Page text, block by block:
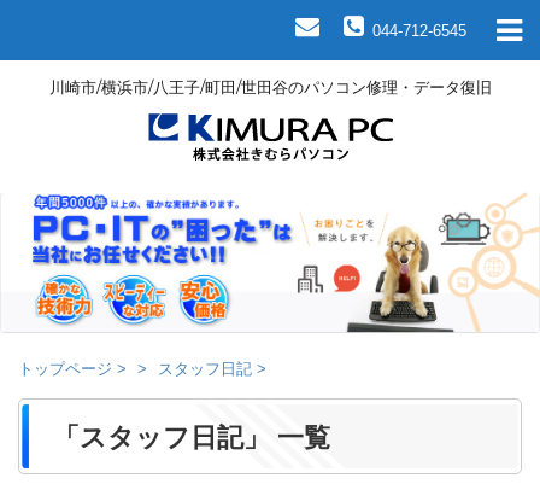
044-712-6545
川崎市/横浜市/八王子/町田/世田谷のパソコン修理・データ復旧
トップページ > スタッフ日記 >
「スタッフ日記」 一覧